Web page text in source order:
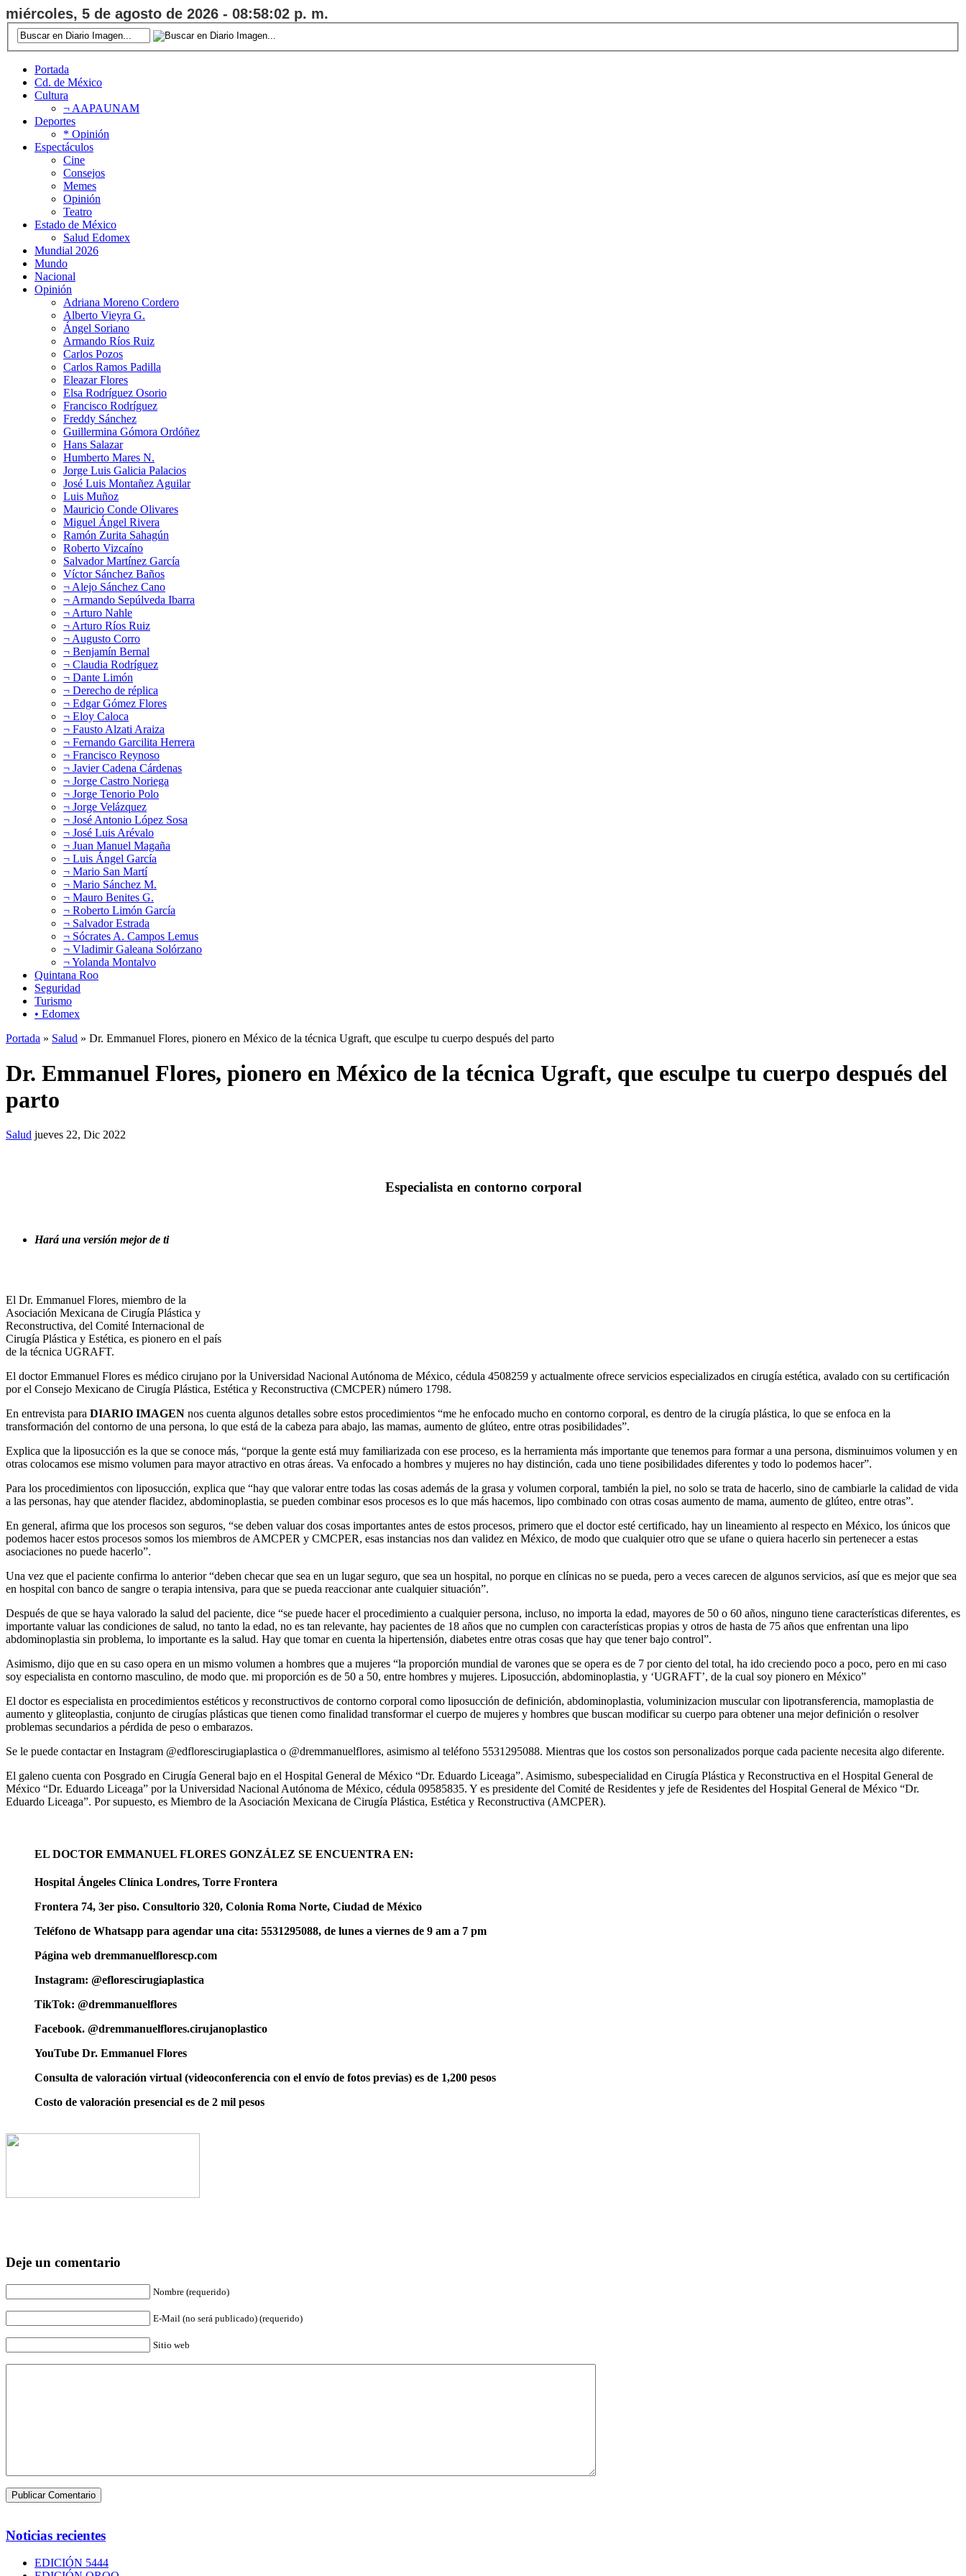
miércoles, 5 de agosto de 2026 - 08:58:03 p. m.
Portada
Cd. de México
Cultura
¬ AAPAUNAM
Deportes
* Opinión
Espectáculos
Cine
Consejos
Memes
Opinión
Teatro
Estado de México
Salud Edomex
Mundial 2026
Mundo
Nacional
Opinión
Adriana Moreno Cordero
Alberto Vieyra G.
Ángel Soriano
Armando Ríos Ruiz
Carlos Pozos
Carlos Ramos Padilla
Eleazar Flores
Elsa Rodríguez Osorio
Francisco Rodríguez
Freddy Sánchez
Guillermina Gómora Ordóñez
Hans Salazar
Humberto Mares N.
Jorge Luis Galicia Palacios
José Luis Montañez Aguilar
Luis Muñoz
Mauricio Conde Olivares
Miguel Ángel Rivera
Ramón Zurita Sahagún
Roberto Vizcaíno
Salvador Martínez García
Víctor Sánchez Baños
¬ Alejo Sánchez Cano
¬ Armando Sepúlveda Ibarra
¬ Arturo Nahle
¬ Arturo Ríos Ruiz
¬ Augusto Corro
¬ Benjamín Bernal
¬ Claudia Rodríguez
¬ Dante Limón
¬ Derecho de réplica
¬ Edgar Gómez Flores
¬ Eloy Caloca
¬ Fausto Alzati Araiza
¬ Fernando Garcilita Herrera
¬ Francisco Reynoso
¬ Javier Cadena Cárdenas
¬ Jorge Castro Noriega
¬ Jorge Tenorio Polo
¬ Jorge Velázquez
¬ José Antonio López Sosa
¬ José Luis Arévalo
¬ Juan Manuel Magaña
¬ Luis Ángel García
¬ Mario San Martí
¬ Mario Sánchez M.
¬ Mauro Benites G.
¬ Roberto Limón García
¬ Salvador Estrada
¬ Sócrates A. Campos Lemus
¬ Vladimir Galeana Solórzano
¬ Yolanda Montalvo
Quintana Roo
Seguridad
Turismo
• Edomex
Portada » Salud » Dr. Emmanuel Flores, pionero en México de la técnica Ugraft, que esculpe tu cuerpo después del parto
Dr. Emmanuel Flores, pionero en México de la técnica Ugraft, que esculpe tu cuerpo después del
parto
Salud jueves 22, Dic 2022
Especialista en contorno corporal
Hará una versión mejor de ti
El Dr. Emmanuel Flores, miembro de la
Asociación Mexicana de Cirugía Plástica y
Reconstructiva, del Comité Internacional de
Cirugía Plástica y Estética, es pionero en el país
de la técnica UGRAFT.
El doctor Emmanuel Flores es médico cirujano por la Universidad Nacional Autónoma de México, cédula 4508259 y actualmente ofrece servicios especializados en cirugía estética, avalado con su certificación
por el Consejo Mexicano de Cirugía Plástica, Estética y Reconstructiva (CMCPER) número 1798.
En entrevista para DIARIO IMAGEN nos cuenta algunos detalles sobre estos procedimientos “me he enfocado mucho en contorno corporal, es dentro de la cirugía plástica, lo que se enfoca en la
transformación del contorno de una persona, lo que está de la cabeza para abajo, las mamas, aumento de glúteo, entre otras posibilidades”.
Explica que la liposucción es la que se conoce más, “porque la gente está muy familiarizada con ese proceso, es la herramienta más importante que tenemos para formar a una persona, disminuimos volumen y en
otras colocamos ese mismo volumen para mayor atractivo en otras áreas. Va enfocado a hombres y mujeres no hay distinción, cada uno tiene posibilidades diferentes y todo lo podemos hacer”.
Para los procedimientos con liposucción, explica que “hay que valorar entre todas las cosas además de la grasa y volumen corporal, también la piel, no solo se trata de hacerlo, sino de cambiarle la calidad de vida
a las personas, hay que atender flacidez, abdominoplastia, se pueden combinar esos procesos es lo que más hacemos, lipo combinado con otras cosas aumento de mama, aumento de glúteo, entre otras”.
En general, afirma que los procesos son seguros, “se deben valuar dos cosas importantes antes de estos procesos, primero que el doctor esté certificado, hay un lineamiento al respecto en México, los únicos que
podemos hacer estos procesos somos los miembros de AMCPER y CMCPER, esas instancias nos dan validez en México, de modo que cualquier otro que se ufane o quiera hacerlo sin pertenecer a estas
asociaciones no puede hacerlo”.
Una vez que el paciente confirma lo anterior “deben checar que sea en un lugar seguro, que sea un hospital, no porque en clínicas no se pueda, pero a veces carecen de algunos servicios, así que es mejor que sea
en hospital con banco de sangre o terapia intensiva, para que se pueda reaccionar ante cualquier situación”.
Después de que se haya valorado la salud del paciente, dice “se puede hacer el procedimiento a cualquier persona, incluso, no importa la edad, mayores de 50 o 60 años, ninguno tiene características diferentes, es
importante valuar las condiciones de salud, no tanto la edad, no es tan relevante, hay pacientes de 18 años que no cumplen con características propias y otros de hasta de 75 años que enfrentan una lipo
abdominoplastia sin problema, lo importante es la salud. Hay que tomar en cuenta la hipertensión, diabetes entre otras cosas que hay que tener bajo control”.
Asimismo, dijo que en su caso opera en un mismo volumen a hombres que a mujeres “la proporción mundial de varones que se opera es de 7 por ciento del total, ha ido creciendo poco a poco, pero en mi caso
soy especialista en contorno masculino, de modo que. mi proporción es de 50 a 50, entre hombres y mujeres. Liposucción, abdominoplastia, y ‘UGRAFT’, de la cual soy pionero en México”
El doctor es especialista en procedimientos estéticos y reconstructivos de contorno corporal como liposucción de definición, abdominoplastia, voluminizacion muscular con lipotransferencia, mamoplastia de
aumento y gliteoplastia, conjunto de cirugías plásticas que tienen como finalidad transformar el cuerpo de mujeres y hombres que buscan modificar su cuerpo para obtener una mejor definición o resolver
problemas secundarios a pérdida de peso o embarazos.
Se le puede contactar en Instagram @edflorescirugiaplastica o @dremmanuelflores, asimismo al teléfono 5531295088. Mientras que los costos son personalizados porque cada paciente necesita algo diferente.
El galeno cuenta con Posgrado en Cirugía General bajo en el Hospital General de México “Dr. Eduardo Liceaga”. Asimismo, subespecialidad en Cirugía Plástica y Reconstructiva en el Hospital General de
México “Dr. Eduardo Liceaga” por la Universidad Nacional Autónoma de México, cédula 09585835. Y es presidente del Comité de Residentes y jefe de Residentes del Hospital General de México “Dr.
Eduardo Liceaga”. Por supuesto, es Miembro de la Asociación Mexicana de Cirugía Plástica, Estética y Reconstructiva (AMCPER).
EL DOCTOR EMMANUEL FLORES GONZÁLEZ SE ENCUENTRA EN:
Hospital Ángeles Clínica Londres, Torre Frontera
Frontera 74, 3er piso. Consultorio 320, Colonia Roma Norte, Ciudad de México
Teléfono de Whatsapp para agendar una cita: 5531295088, de lunes a viernes de 9 am a 7 pm
Página web dremmanuelflorescp.com
Instagram: @eflorescirugiaplastica
TikTok: @dremmanuelflores
Facebook. @dremmanuelflores.cirujanoplastico
YouTube Dr. Emmanuel Flores
Consulta de valoración virtual (videoconferencia con el envío de fotos previas) es de 1,200 pesos
Costo de valoración presencial es de 2 mil pesos
Deje un comentario
Nombre (requerido)
E-Mail (no será publicado) (requerido)
Sitio web
Noticias recientes
EDICIÓN 5444